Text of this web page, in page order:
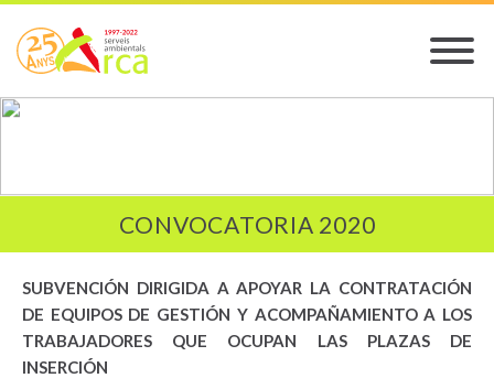
CONVOCATORIA 2020
SUBVENCIÓN DIRIGIDA A APOYAR LA CONTRATACIÓN
DE EQUIPOS DE GESTIÓN Y ACOMPAÑAMIENTO A LOS
TRABAJADORES QUE OCUPAN LAS PLAZAS DE
INSERCIÓN